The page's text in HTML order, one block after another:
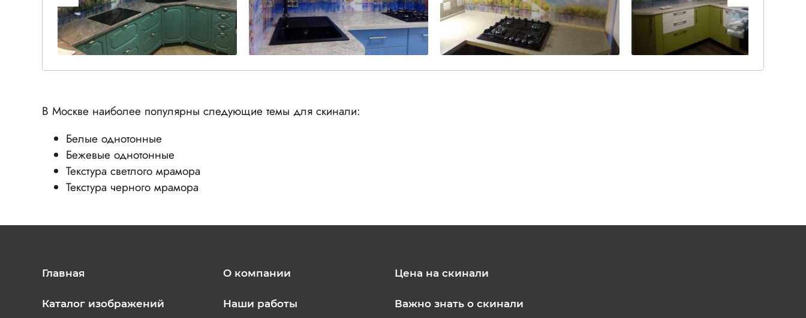
В Москве наиболее популярны следующие темы для скинали:
Белые однотонные
Бежевые однотонные
Текстура светлого мрамора
Текстура черного мрамора
Главная
Каталог изображений
О компании
Наши работы
Цена на скинали
Важно знать о скинали